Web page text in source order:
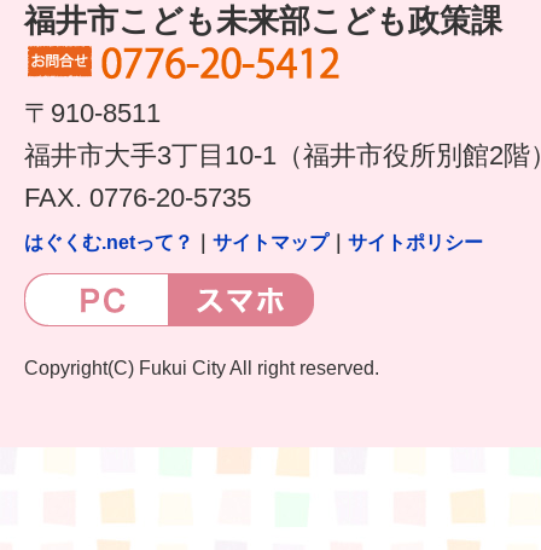
福井市こども未来部こども政策課
〒910-8511
福井市大手3丁目10-1（福井市役所別館2階
FAX. 0776-20-5735
はぐくむ.netって？ サイトマップ｜ サイトポリシー
Copyright(C) Fukui City All right reserved.